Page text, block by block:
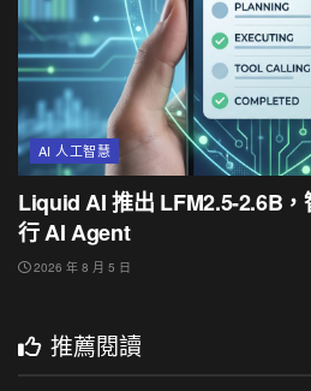
AI 人工智慧
Liquid AI 推出 LFM2.5-2.6B
行 AI Agent
2026 年 8 月 5 日
推薦閱讀